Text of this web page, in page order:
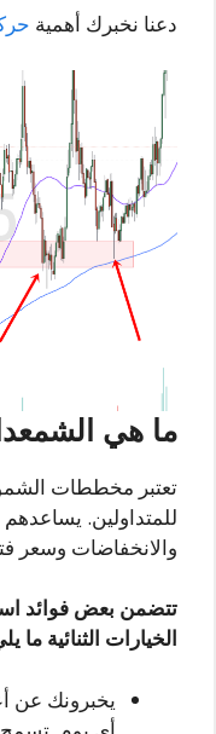
دعنا نخبرك أهمية
ما هي
تعتبر مخططات
للمتداولين.
والانخفاضات وسعر
تتضمن بعض فوائد
الخيارات الثنائية ما
يخبرونك عن